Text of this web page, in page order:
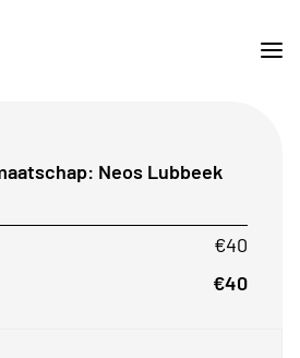
Neos Lubbeek
€40
€40